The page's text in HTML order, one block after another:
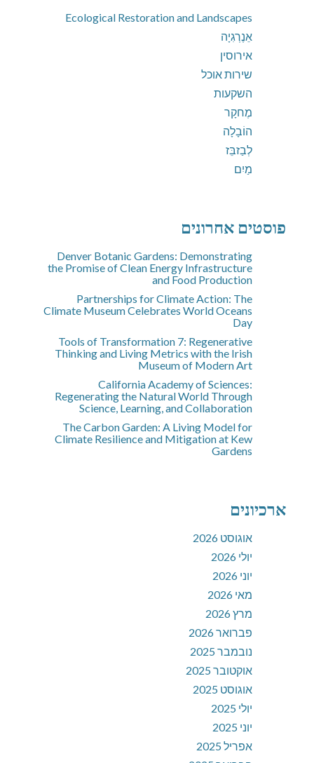
Ecological Restoration and Landscapes
אֵנֶרְגִיָה
אירוסין
שירות אוכל
השקעות
מֶחקָר
הוֹבָלָה
לְבַזבֵּז
מַיִם
פוסטים אחרונים
Denver Botanic Gardens: Demonstrating
the Promise of Clean Energy Infrastructure
and Food Production
Partnerships for Climate Action: The
Climate Museum Celebrates World Oceans
Day
Tools of Transformation 7: Regenerative
Thinking and Living Metrics with the Irish
Museum of Modern Art
California Academy of Sciences:
Regenerating the Natural World Through
Science, Learning, and Collaboration
The Carbon Garden: A Living Model for
Climate Resilience and Mitigation at Kew
Gardens
ארכיונים
אוגוסט 2026
יולי 2026
יוני 2026
מאי 2026
מרץ 2026
פברואר 2026
נובמבר 2025
אוקטובר 2025
אוגוסט 2025
יולי 2025
יוני 2025
אפריל 2025